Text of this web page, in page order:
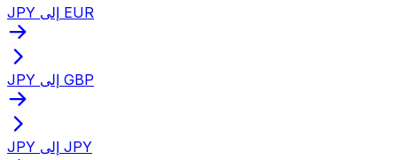
JPY إلى EUR
JPY إلى GBP
JPY إلى JPY